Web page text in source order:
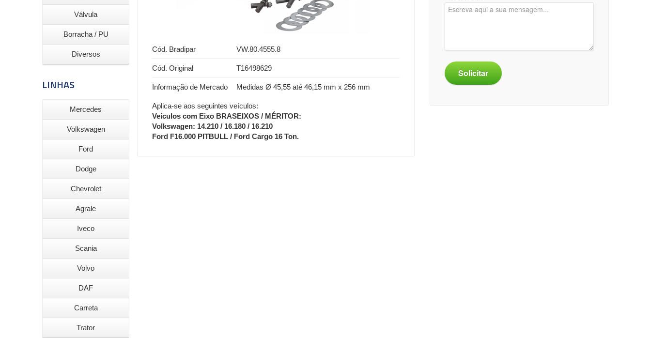
Válvula
Borracha / PU
Diversos
LINHAS
Mercedes
Volkswagen
Ford
Dodge
Chevrolet
Agrale
Iveco
Scania
Volvo
DAF
Carreta
Trator
Cód. Bradipar VW.80.4555.8
Cód. Original T16498629
Informação de Mercado Medidas Ø 45,55 até 46,15 mm x 256 mm
Aplica-se aos seguintes veículos:
Veículos com Eixo BRASEIXOS / MÉRITOR:
Volkswagen: 14.210 / 16.180 / 16.210
Ford F16.000 PITBULL / Ford Cargo 16 Ton.
Solicitar